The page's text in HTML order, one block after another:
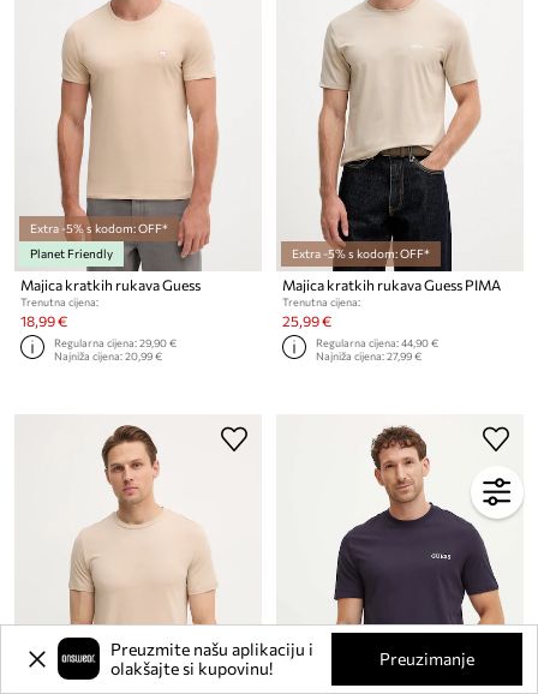
Extra -5% s kodom: OFF*
Planet Friendly
Majica kratkih rukava Guess
Trenutna cijena:
18,99 €
Regularna cijena:29,90 €
Najniža cijena:20,99 €
Extra -5% s kodom: OFF*
Majica kratkih rukava Guess PIMA
Trenutna cijena:
25,99 €
Regularna cijena:44,90 €
Najniža cijena:27,99 €
Preuzmite našu aplikaciju i
olakšajte si kupovinu!
Preuzimanje